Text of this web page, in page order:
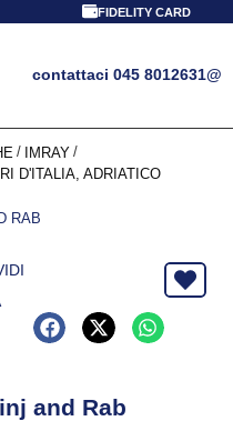
FIDELITY CARD
contattaci 045 8012631@
/ IMRAY /
D'ITALIA, ADRIATICO
RAB
and Rab